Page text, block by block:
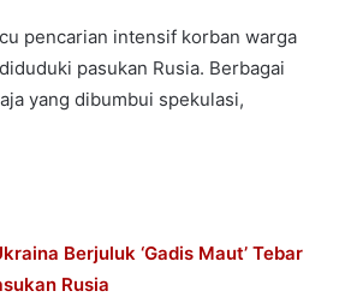
pencarian intensif korban warga
pasukan Rusia. Berbagai
yang dibumbui spekulasi,
Berjuluk ‘Gadis Maut’ Tebar
Rusia